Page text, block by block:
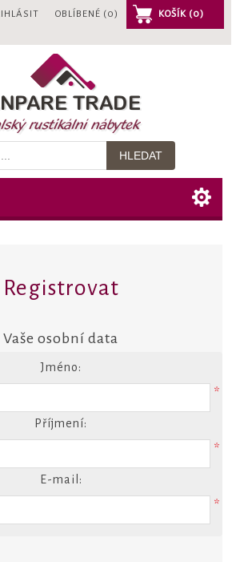
OBLÍBENÉ (0) KOŠÍK (0)
Registrovat
Vaše osobní data
Jméno:
*
Příjmení:
*
E-mail:
*